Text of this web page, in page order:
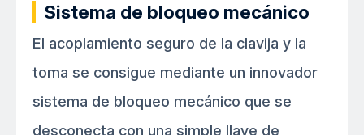
Sistema de bloqueo mecánico
El acoplamiento seguro de la clavija y la
toma se consigue mediante un innovador
sistema de bloqueo mecánico que se
desconecta con una simple llave de